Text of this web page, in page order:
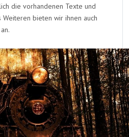
die vorhandenen Texte und
Weiteren bieten wir ihnen auch